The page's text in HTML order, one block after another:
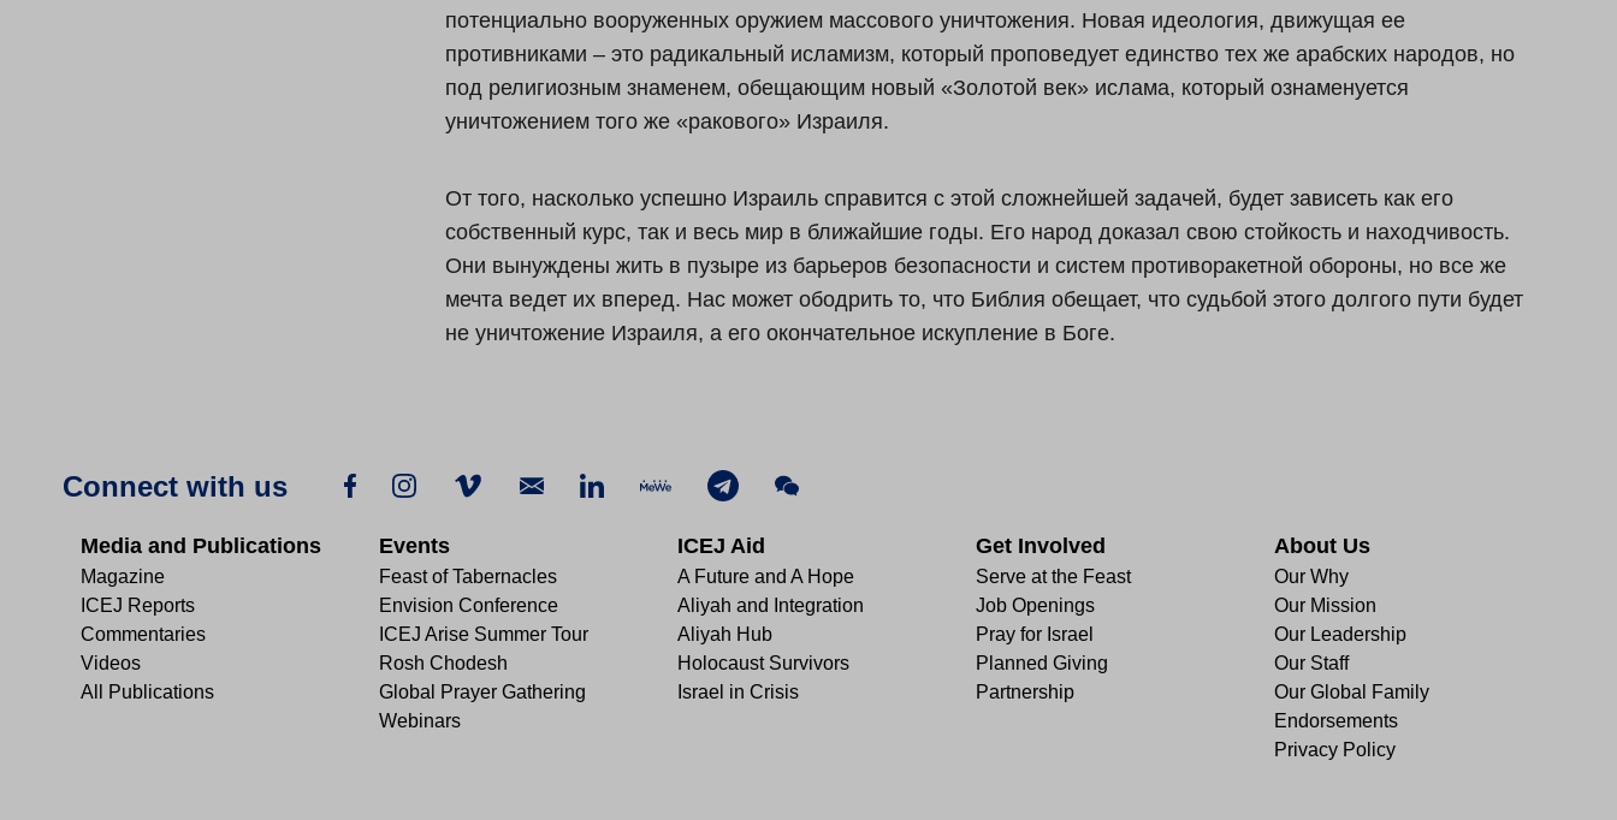
потенциально вооруженных оружием массового уничтожения. Новая идеология, движущая ее
противниками – это радикальный исламизм, который проповедует единство тех же арабских народов, но
под религиозным знаменем, обещающим новый «Золотой век» ислама, который ознаменуется
уничтожением того же «ракового» Израиля.
От того, насколько успешно Израиль справится с этой сложнейшей задачей, будет зависеть как его
собственный курс, так и весь мир в ближайшие годы. Его народ доказал свою стойкость и находчивость.
Они вынуждены жить в пузыре из барьеров безопасности и систем противоракетной обороны, но все же
мечта ведет их вперед. Нас может ободрить то, что Библия обещает, что судьбой этого долгого пути будет
не уничтожение Израиля, а его окончательное искупление в Боге.
Connect with us
Media and Publications
Magazine
ICEJ Reports
Commentaries
Videos
All Publications
Events
Feast of Tabernacles
Envision Conference
ICEJ Arise Summer Tour
Rosh Chodesh
Global Prayer Gathering
Webinars
ICEJ Aid
A Future and A Hope
Aliyah and Integration
Aliyah Hub
Holocaust Survivors
Israel in Crisis
Get Involved
Serve at the Feast
Job Openings
Pray for Israel
Planned Giving
Partnership
About Us
Our Why
Our Mission
Our Leadership
Our Staff
Our Global Family
Endorsements
Privacy Policy